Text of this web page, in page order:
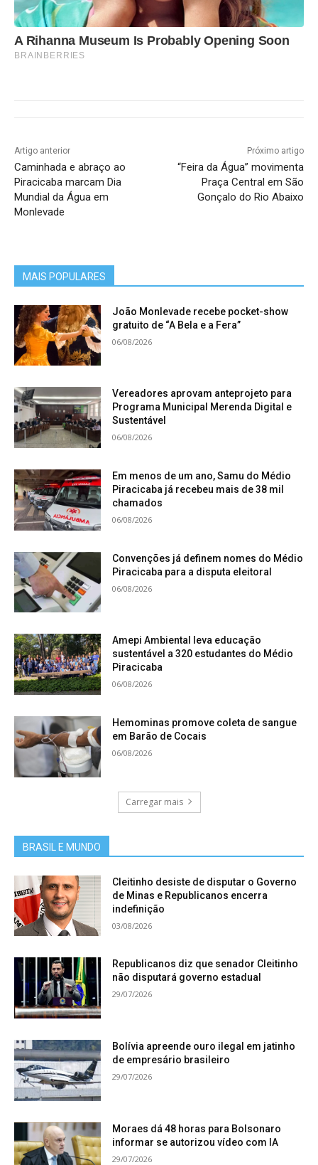
A Rihanna Museum Is Probably Opening Soon
BRAINBERRIES
Artigo anterior
Caminhada e abraço ao
Piracicaba marcam Dia
Mundial da Água em
Monlevade
Próximo artigo
“Feira da Água” movimenta
Praça Central em São
Gonçalo do Rio Abaixo
MAIS POPULARES
João Monlevade recebe pocket-show
gratuito de “A Bela e a Fera”
06/08/2026
Vereadores aprovam anteprojeto para
Programa Municipal Merenda Digital e
Sustentável
06/08/2026
Em menos de um ano, Samu do Médio
Piracicaba já recebeu mais de 38 mil
chamados
06/08/2026
Convenções já definem nomes do Médio
Piracicaba para a disputa eleitoral
06/08/2026
Amepi Ambiental leva educação
sustentável a 320 estudantes do Médio
Piracicaba
06/08/2026
Hemominas promove coleta de sangue
em Barão de Cocais
06/08/2026
Carregar mais
BRASIL E MUNDO
Cleitinho desiste de disputar o Governo
de Minas e Republicanos encerra
indefinição
03/08/2026
Republicanos diz que senador Cleitinho
não disputará governo estadual
29/07/2026
Bolívia apreende ouro ilegal em jatinho
de empresário brasileiro
29/07/2026
Moraes dá 48 horas para Bolsonaro
informar se autorizou vídeo com IA
29/07/2026